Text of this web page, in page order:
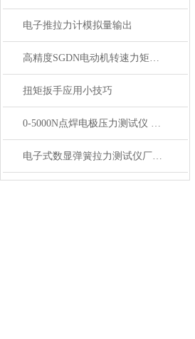
电子推拉力计模拟量输出
高精度SGDN电动机转速力矩检测仪20-100N.m价格
扭矩扳手应用小技巧
0-5000N点焊电极压力测试仪 汽车焊接电极压力检测仪
电子式数显弹簧拉力测试仪厂家_电子数显弹簧拉力测试仪价格